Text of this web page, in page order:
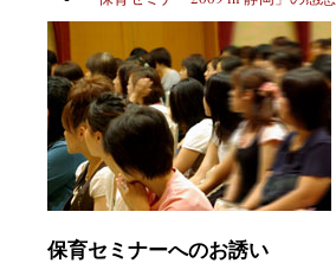
保育セミナーへのお誘い